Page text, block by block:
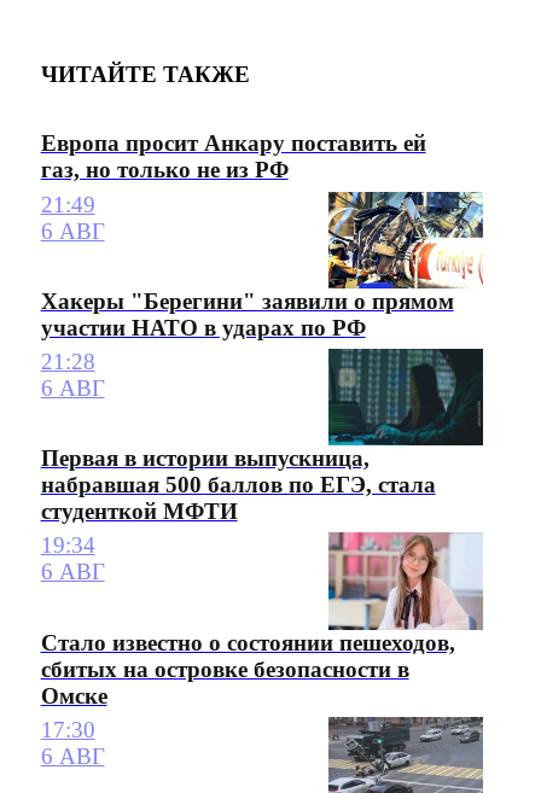
ЧИТАЙТЕ ТАКЖЕ
Европа просит Анкару поставить ей
газ, но только не из РФ
21:49
6 АВГ
Хакеры "Берегини" заявили о прямом
участии НАТО в ударах по РФ
21:28
6 АВГ
Первая в истории выпускница,
набравшая 500 баллов по ЕГЭ, стала
студенткой МФТИ
19:34
6 АВГ
Стало известно о состоянии пешеходов,
сбитых на островке безопасности в
Омске
17:30
6 АВГ